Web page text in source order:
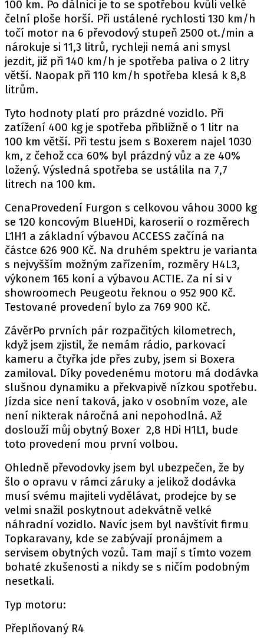
100 km. Po dálnici je to se spotřebou kvůli velké
čelní ploše horší. Při ustálené rychlosti 130 km/h
točí motor na 6 převodový stupeň 2500 ot./min a
nárokuje si 11,3 litrů, rychleji nemá ani smysl
jezdit, již při 140 km/h je spotřeba paliva o 2 litry
větší. Naopak při 110 km/h spotřeba klesá k 8,8
litrům.
Tyto hodnoty platí pro prázdné vozidlo. Při
zatížení 400 kg je spotřeba přibližně o 1 litr na
100 km větší. Při testu jsem s Boxerem najel 1030
km, z čehož cca 60% byl prázdný vůz a ze 40%
ložený. Výsledná spotřeba se ustálila na 7,7
litrech na 100 km.
CenaProvedení Furgon s celkovou váhou 3000 kg
se 120 koncovým BlueHDi, karoserií o rozměrech
L1H1 a základní výbavou ACCESS začíná na
částce 626 900 Kč. Na druhém spektru je varianta
s nejvyšším možným zařízením, rozměry H4L3,
výkonem 165 koní a výbavou ACTIE. Za ní si v
showroomech Peugeotu řeknou o 952 900 Kč.
Testované provedení bylo za 769 900 Kč.
ZávěrPo prvních pár rozpačitých kilometrech,
když jsem zjistil, že nemám rádio, parkovací
kameru a čtyřka jde přes zuby, jsem si Boxera
zamiloval. Díky povedenému motoru má dodávka
slušnou dynamiku a překvapivě nízkou spotřebu.
Jízda sice není taková, jako v osobním voze, ale
není nikterak náročná ani nepohodlná. Až
doslouží můj obytný Boxer 2,8 HDi H1L1, bude
toto provedení mou první volbou.
Ohledně převodovky jsem byl ubezpečen, že by
šlo o opravu v rámci záruky a jelikož dodávka
musí svému majiteli vydělávat, prodejce by se
velmi snažil poskytnout adekvátně velké
náhradní vozidlo. Navíc jsem byl navštívit firmu
Topkaravany, kde se zabývají pronájmem a
servisem obytných vozů. Tam mají s tímto vozem
bohaté zkušenosti a nikdy se s ničím podobným
nesetkali.
Typ motoru:
Přeplňovaný R4